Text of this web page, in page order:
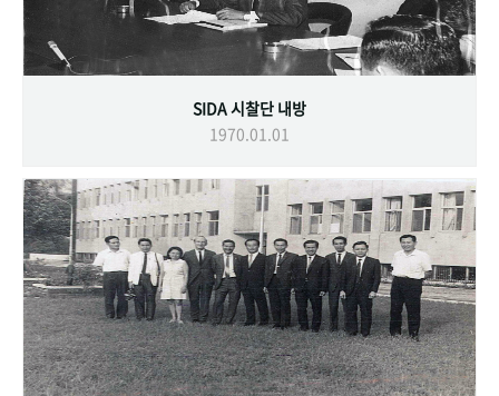
SIDA 시찰단 내방
1970.01.01